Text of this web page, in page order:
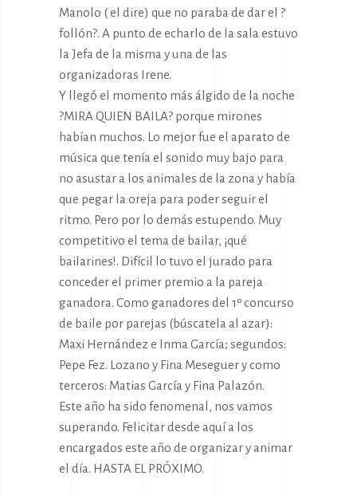
Manolo ( el dire) que no paraba de dar el ?
follón?. A punto de echarlo de la sala estuvo
la Jefa de la misma y una de las
organizadoras Irene.
Y llegó el momento más álgido de la noche
?MIRA QUIEN BAILA? porque mirones
habían muchos. Lo mejor fue el aparato de
música que tenía el sonido muy bajo para
no asustar a los animales de la zona y había
que pegar la oreja para poder seguir el
ritmo. Pero por lo demás estupendo. Muy
competitivo el tema de bailar, ¡qué
bailarines!. Difícil lo tuvo el jurado para
conceder el primer premio a la pareja
ganadora. Como ganadores del 1º concurso
de baile por parejas (búscatela al azar):
Maxi Hernández e Inma García; segundos:
Pepe Fez. Lozano y Fina Meseguer y como
terceros: Matias García y Fina Palazón.
Este año ha sido fenomenal, nos vamos
superando. Felicitar desde aquí a los
encargados este año de organizar y animar
el día. HASTA EL PRÓXIMO.